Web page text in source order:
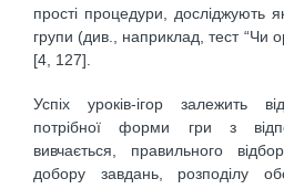
прості процедури, досліджують
групи (див., наприклад, тест “Чи
[4, 127].
Успіх уроків-ігор залежить
потрібної форми гри з
вивчається, правильного
добору завдань, розподілу